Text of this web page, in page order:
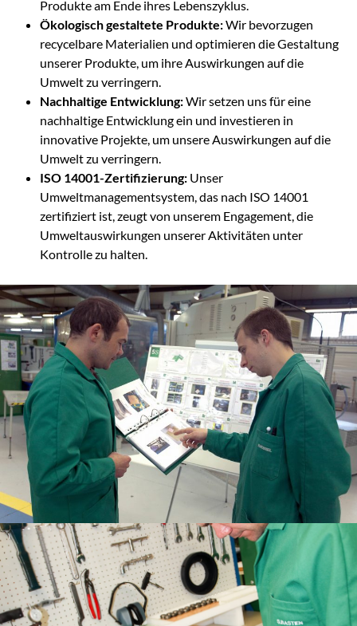
Produkte am Ende ihres Lebenszyklus.
Ökologisch gestaltete Produkte:Wir bevorzugen
recycelbare Materialien und optimieren die Gestaltung
unserer Produkte, um ihre Auswirkungen auf die
Umwelt zu verringern.
Nachhaltige Entwicklung:Wir setzen uns für eine
nachhaltige Entwicklung ein und investieren in
innovative Projekte, um unsere Auswirkungen auf die
Umwelt zu verringern.
ISO 14001-Zertifizierung: Unser
Umweltmanagementsystem, das nach ISO 14001
zertifiziert ist, zeugt von unserem Engagement, die
Umweltauswirkungen unserer Aktivitäten unter
Kontrolle zu halten.